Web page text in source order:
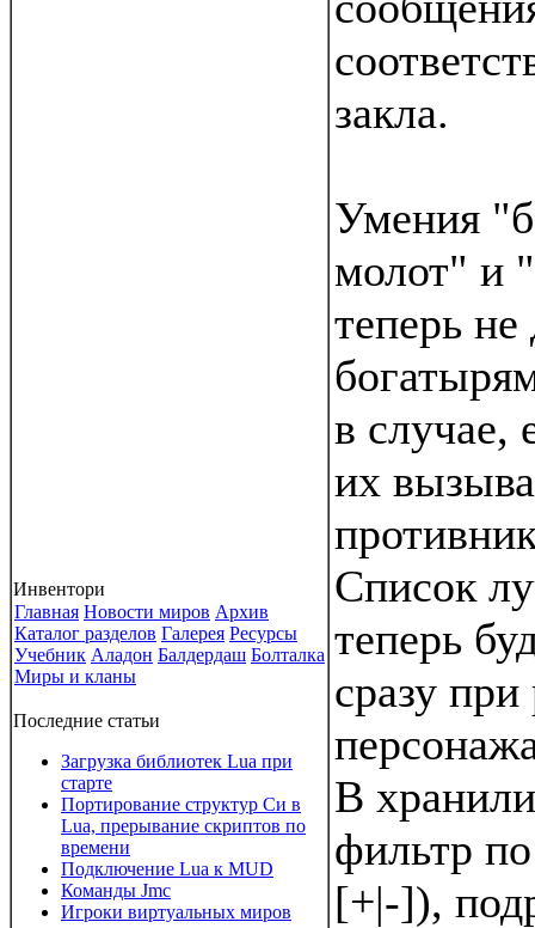
Инвентори
Главная Новости миров Архив
Каталог разделов Галерея Ресурсы
Учебник Аладон Балдердаш Болталка
Миры и кланы
Последние статьи
Загрузка библиотек Lua при
старте
Портирование структур Си в
Lua, прерывание скриптов по
времени
Подключение Lua к MUD
Команды Jmc
Игроки виртуальных миров
закла.
Умения
молот" и
теперь
в случае,
их
Список
теперь
сразу
В
фильтр
[+|-]),